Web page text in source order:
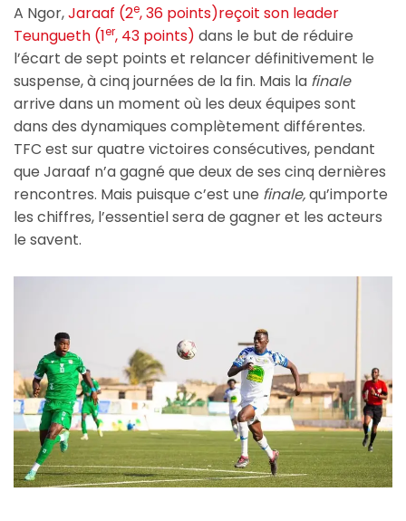
A Ngor,Jaraaf (2e, 36 points)reçoit son leader
Teungueth (1er, 43 points) dans le but de réduire
l’écart de sept points et relancer définitivement le
suspense, à cinq journées de la fin. Mais la finale
arrive dans un moment où les deux équipes sont
dans des dynamiques complètement différentes.
TFC est sur quatre victoires consécutives, pendant
que Jaraaf n’a gagné que deux de ses cinq dernières
rencontres. Mais puisque c’est une finale,qu’importe
les chiffres, l’essentiel sera de gagner et les acteurs
le savent.